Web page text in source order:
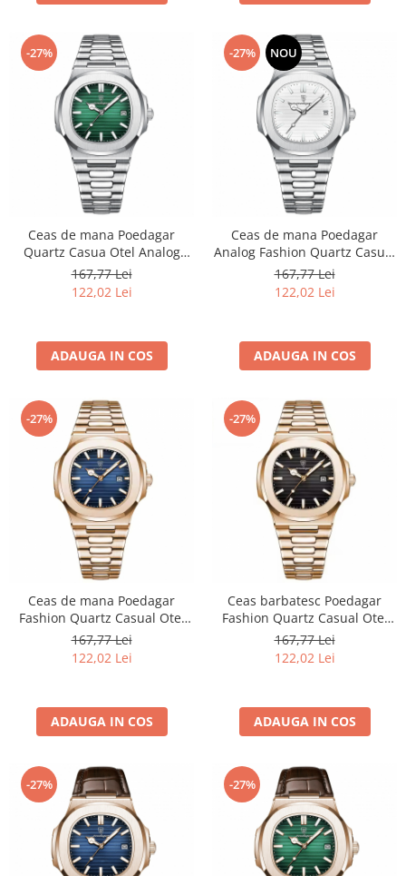
-27%
Ceas de mana Poedagar
Quartz Casua Otel Analog
Fashion Argintiu Verde
167,77 Lei
122,02 Lei
ADAUGA IN COS
-27% NOU
Ceas de mana Poedagar
Analog Fashion Quartz Casual
Otel Argintiu Alb
167,77 Lei
122,02 Lei
ADAUGA IN COS
-27%
Ceas de mana Poedagar
Fashion Quartz Casual Otel
Auriu Albastru
167,77 Lei
122,02 Lei
ADAUGA IN COS
-27%
Ceas barbatesc Poedagar
Fashion Quartz Casual Otel
Auriu Negru
167,77 Lei
122,02 Lei
ADAUGA IN COS
-27% -27%